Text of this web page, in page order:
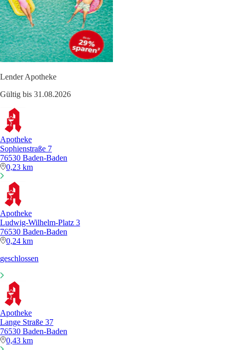
Lender Apotheke
Gültig bis 31.08.2026
Apotheke
Sophienstraße 7
76530 Baden-Baden
0,23 km
Apotheke
Ludwig-Wilhelm-Platz 3
76530 Baden-Baden
0,24 km
geschlossen
Apotheke
Lange Straße 37
76530 Baden-Baden
0,43 km